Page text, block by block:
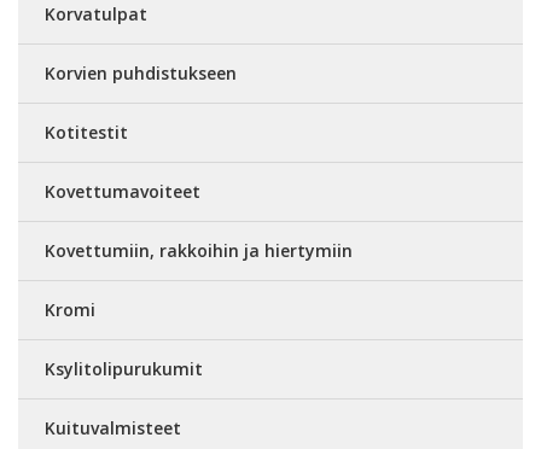
Korvatulpat
Korvien puhdistukseen
Kotitestit
Kovettumavoiteet
Kovettumiin, rakkoihin ja hiertymiin
Kromi
Ksylitolipurukumit
Kuituvalmisteet